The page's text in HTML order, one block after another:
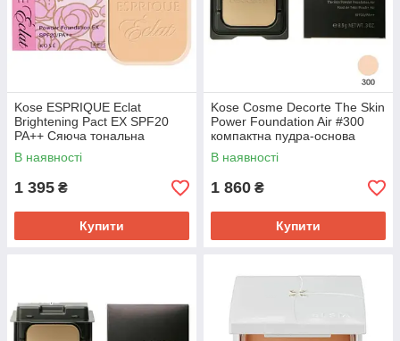
Kose ESPRIQUE Eclat
Brightening Pact EX SPF20
PA++ Сяюча тональна
основа, рефіл, OC405е Охра,
9,3 г
В наявності
1 395 ₴
Купити
Kose Cosme Decorte The Skin
Power Foundation Air #300
компактна пудра-основа
SPF20/PA++ без кейса 8,5 г
В наявності
1 860 ₴
Купити